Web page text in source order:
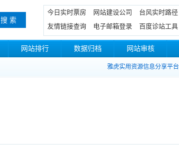
今日实时票房 网站建设公司
台风实时路径
友情链接查询
电子邮箱登录 百度诊站工具
网站排行 数据归档 网站审核
雅虎实用资源信息分享平台